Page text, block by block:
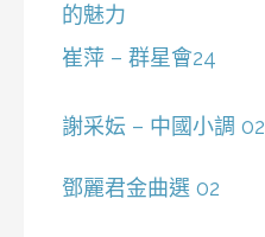
的魅力
崔萍 – 群星會24
謝采妘 – 中國小調 02
鄧麗君金曲選 02